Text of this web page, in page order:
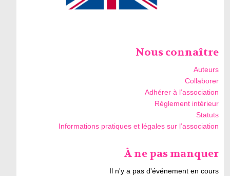
Nous connaître
Auteurs
Collaborer
Adhérer à l’association
Réglement intérieur
Statuts
Informations pratiques et légales sur l’association
À ne pas manquer
Il n'y a pas d'événement en cours